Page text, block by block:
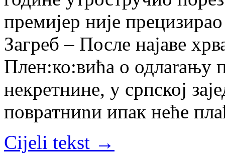
премијер није
Загреб – После најаве
Плен:ко:вића о одлаrању
некретнине, у српској
повратниnи ипак неће
Cijeli tekst →